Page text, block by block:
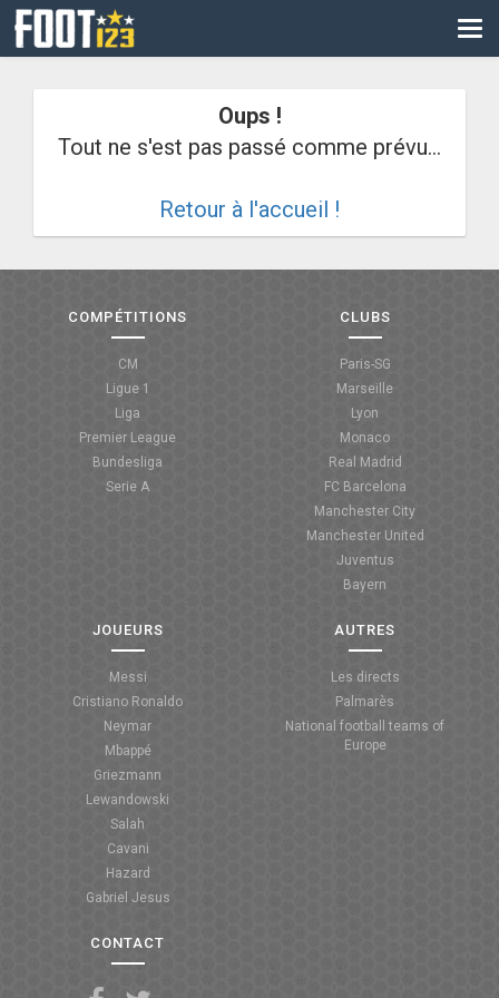
CM
COUPE DE FRANCE
COUPE DE LA LIGUE
Oups !
Tout ne s'est pas passé comme prévu...
Retour à l'accueil !
COMPÉTITIONS
CM
Ligue 1
Liga
Premier League
Bundesliga
Serie A
CLUBS
Paris-SG
Marseille
Lyon
Monaco
Real Madrid
FC Barcelona
Manchester City
Manchester United
Juventus
Bayern
JOUEURS
Messi
Cristiano Ronaldo
Neymar
Mbappé
Griezmann
Lewandowski
Salah
Cavani
Hazard
Gabriel Jesus
AUTRES
Les directs
Palmarès
National football teams of
Europe
CONTACT